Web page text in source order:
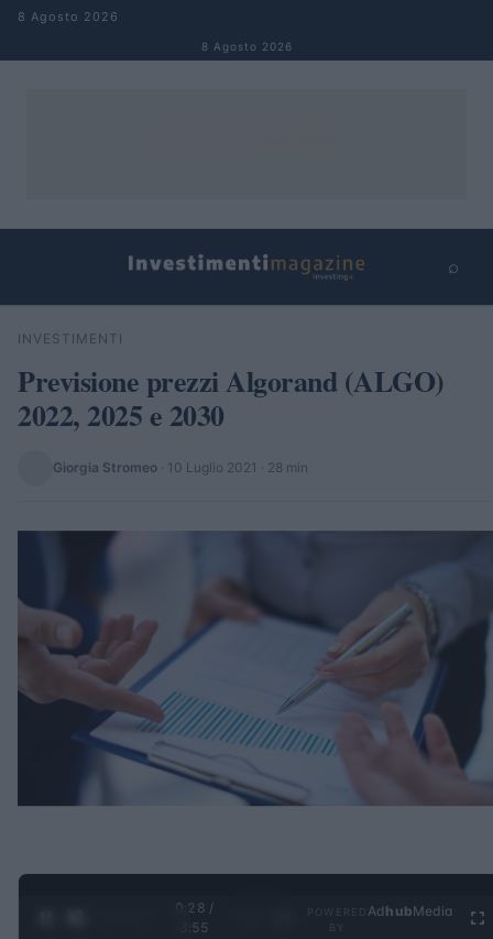
Salta al contenuto
8 Agosto 2026
8 Agosto 2026
⌕
Cerca
INVESTIMENTI
Previsione prezzi Algorand (ALGO)
2022, 2025 e 2030
Giorgia Stromeo · 10 Luglio 2021 · 28 min
0:29 /
3:55
Ad hubMedia